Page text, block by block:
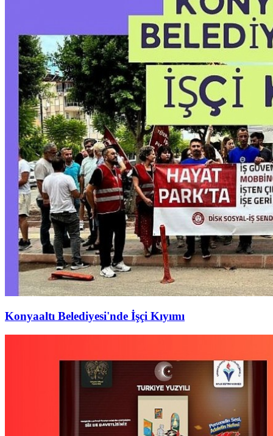
Konyaaltı Belediyesi'nde İşçi Kıyımı